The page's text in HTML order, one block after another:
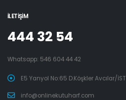
İLETIŞIM
444 32 54
Whatsapp: 546 604 44 42
E5 Yanyol No:65 D.Köşkler Avcılar/İST
info@onlinekutuharf.com